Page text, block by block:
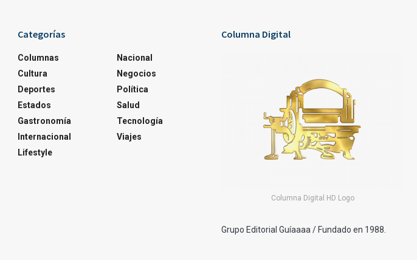
Categorías
Columnas
Cultura
Deportes
Estados
Gastronomía
Internacional
Lifestyle
Nacional
Negocios
Política
Salud
Tecnología
Viajes
Columna Digital
Columna Digital HD Logo
Grupo Editorial Guíaaaa / Fundado en 1988.